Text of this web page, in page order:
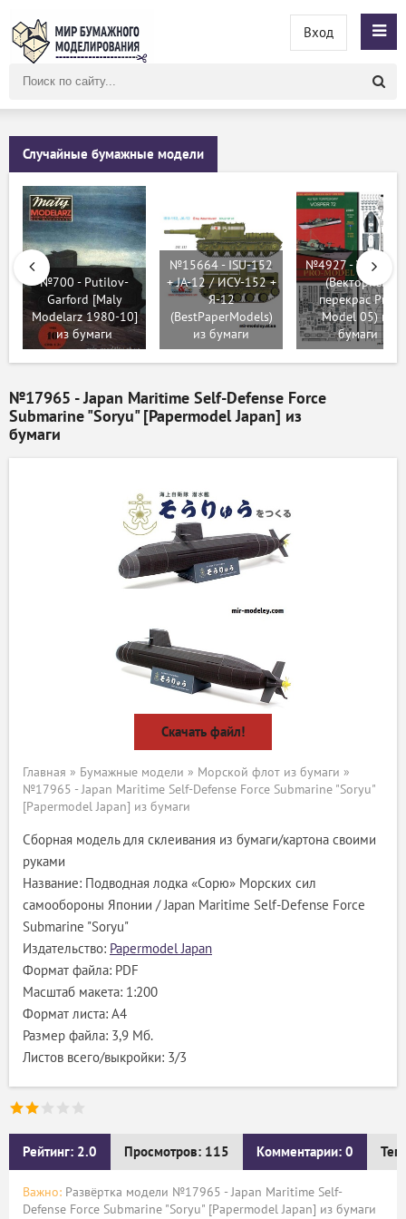
сайту
Вход
Случайные бумажные модели
№700 - Putilov-
Garford [Maly
Modelarz 1980-10]
из бумаги
№15664 - ISU-152
+ JA-12 / ИСУ-152 +
Я-12
(BestPaperModels)
из бумаги
№4927 - Vosper
(Векторный
перекрас Pro-
Model 05) из
бумаги
№17965 - Japan Maritime Self-Defense Force
Submarine "Soryu" [Papermodel Japan] из
бумаги
Скачать файл!
Главная » Бумажные модели » Морской флот из бумаги »
№17965 - Japan Maritime Self-Defense Force Submarine "Soryu"
[Papermodel Japan] из бумаги
Сборная модель для склеивания из бумаги/картона своими
руками
Название: Подводная лодка «Сорю» Морских сил
самообороны Японии / Japan Maritime Self-Defense Force
Submarine "Soryu"
Издательство: Papermodel Japan
Формат файла: PDF
Масштаб макета: 1:200
Формат листа: А4
Размер файла: 3,9 Мб.
Листов всего/выкройки: 3/3
Рейтинг: 2.0 Просмотров: 115 Комментарии: 0
Важно: Развёртка модели №17965 - Japan Maritime Self-
Defense Force Submarine "Soryu" [Papermodel Japan] из бумаги